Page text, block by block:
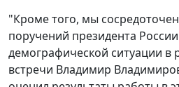
"Кроме того, мы
поручений президента
демографической ситуации в
встречи Владимир